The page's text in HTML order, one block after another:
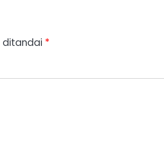
ditandai *